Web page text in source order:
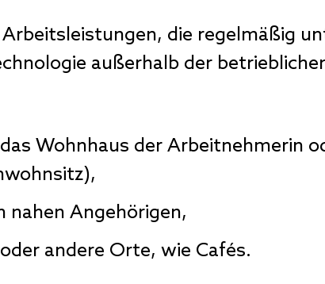
die regelmäßig
außerhalb der
Wohnhaus der Arbeitnehmerin
nahen Angehörigen,
andere Orte, wie Cafés.